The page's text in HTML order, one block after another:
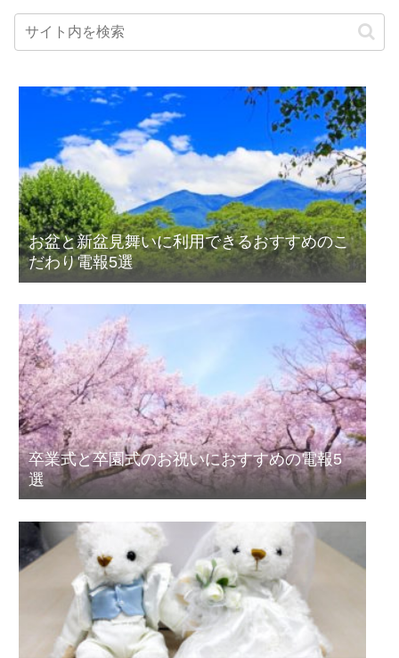
お盆と新盆見舞いに利用できるおすすめのこ
だわり電報5選
卒業式と卒園式のお祝いにおすすめの電報5
選